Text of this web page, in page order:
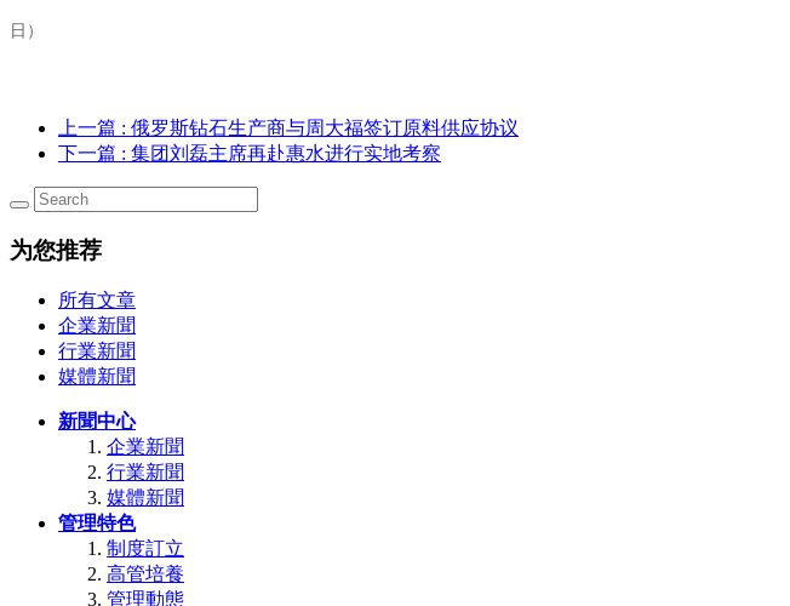
日）
上一篇 : 俄罗斯钻石生产商与周大福签订原料供应协议
下一篇 : 集团刘磊主席再赴惠水进行实地考察
为您推荐
所有文章
企業新聞
行業新聞
媒體新聞
新聞中心
企業新聞
行業新聞
媒體新聞
管理特色
制度訂立
高管培養
管理動態